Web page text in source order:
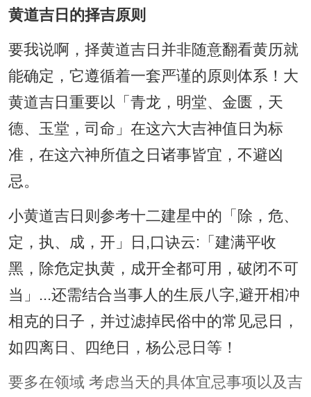
黄道吉日的择吉原则
要我说啊，择黄道吉日并非随意翻看黄历就
能确定，它遵循着一套严谨的原则体系！大
黄道吉日重要以「青龙，明堂、金匮，天
德、玉堂，司命」在这六大吉神值日为标
准，在这六神所值之日诸事皆宜，不避凶
忌。
小黄道吉日则参考十二建星中的「除，危、
定，执、成，开」日,口诀云:「建满平收
黑，除危定执黄，成开全都可用，破闭不可
当」...还需结合当事人的生辰八字,避开相冲
相克的日子，并过滤掉民俗中的常见忌日，
如四离日、四绝日，杨公忌日等！
要多在领域 考虑当天的具体宜忌事项以及吉